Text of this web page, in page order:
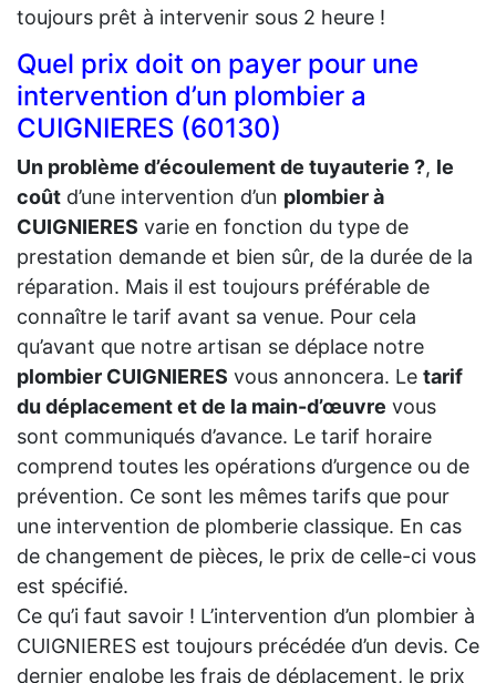
toujours prêt à intervenir sous 2 heure !
Quel prix doit on payer pour une
intervention d’un plombier a
CUIGNIERES (60130)
Un problème d’écoulement de tuyauterie ?, le
coût d’une intervention d’un plombier à
CUIGNIERES varie en fonction du type de
prestation demande et bien sûr, de la durée de la
réparation. Mais il est toujours préférable de
connaître le tarif avant sa venue. Pour cela
qu’avant que notre artisan se déplace notre
plombier CUIGNIERES vous annoncera. Le tarif
du déplacement et de la main-d’œuvre vous
sont communiqués d’avance. Le tarif horaire
comprend toutes les opérations d’urgence ou de
prévention. Ce sont les mêmes tarifs que pour
une intervention de plomberie classique. En cas
de changement de pièces, le prix de celle-ci vous
est spécifié.
Ce qu’i faut savoir ! L’intervention d’un plombier à
CUIGNIERES est toujours précédée d’un devis. Ce
dernier englobe les frais de déplacement, le prix